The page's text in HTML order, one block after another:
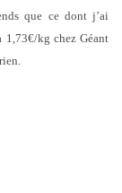
que ce dont j’ai
1,73€/kg chez Géant